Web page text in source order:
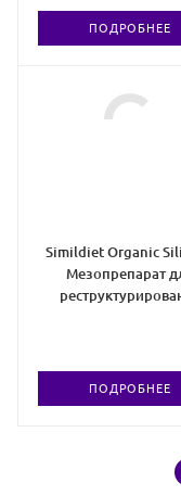
ПОДРОБНЕЕ
Simildiet Organic
Мезопрепарат
ПОДРОБНЕЕ